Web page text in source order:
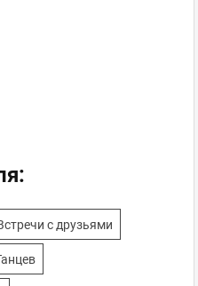
с друзьями